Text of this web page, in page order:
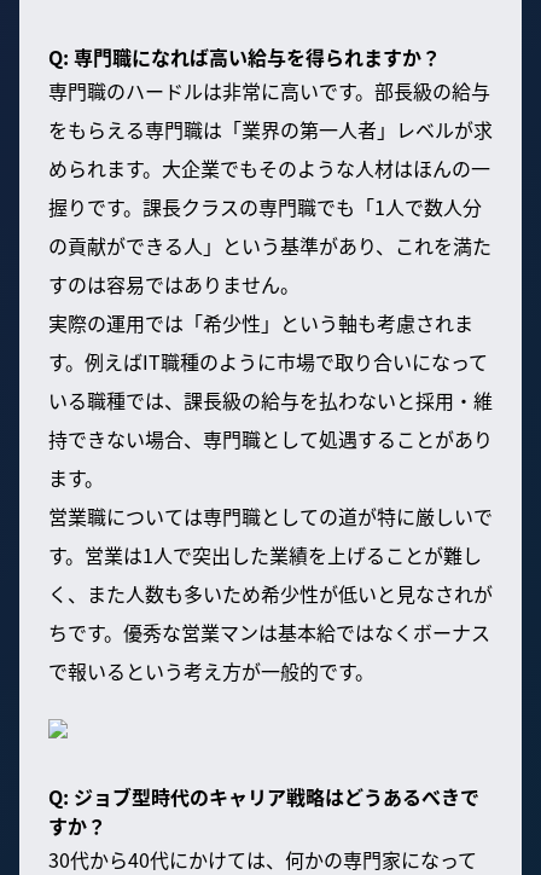
Q: 専門職になれば高い給与を得られますか？
専門職のハードルは非常に高いです。部長級の給与
をもらえる専門職は「業界の第一人者」レベルが求
められます。大企業でもそのような人材はほんの一
握りです。課長クラスの専門職でも「1人で数人分
の貢献ができる人」という基準があり、これを満た
すのは容易ではありません。
実際の運用では「希少性」という軸も考慮されま
す。例えばIT職種のように市場で取り合いになって
いる職種では、課長級の給与を払わないと採用・維
持できない場合、専門職として処遇することがあり
ます。
営業職については専門職としての道が特に厳しいで
す。営業は1人で突出した業績を上げることが難し
く、また人数も多いため希少性が低いと見なされが
ちです。優秀な営業マンは基本給ではなくボーナス
で報いるという考え方が一般的です。
Q: ジョブ型時代のキャリア戦略はどうあるべきで
すか？
30代から40代にかけては、何かの専門家になって